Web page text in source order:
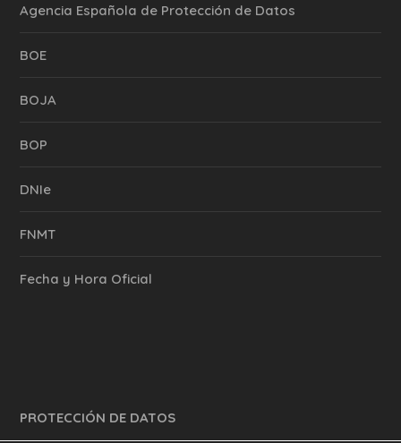
Agencia Española de Protección de Datos
BOE
BOJA
BOP
DNIe
FNMT
Fecha y Hora Oficial
PROTECCIÓN DE DATOS